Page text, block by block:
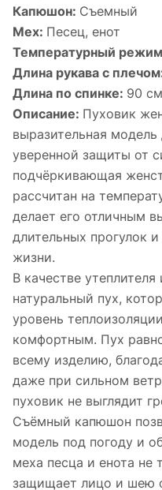
Капюшон: Съемный
Мех: Песец, енот
Температурный
Длина рукава с
Длина по спинке: 90 см
Описание: Пуховик
выразительная
уверенной защиты от
подчёркивающая
рассчитан на
делает его отличным
длительных прогулок
жизни.
В качестве утеплителя
натуральный пух,
уровень
комфортным. Пух
всему изделию,
даже при сильном
пуховик не выглядит
Съёмный капюшон
модель под погоду и
меха песца и енота не
защищает лицо и шею